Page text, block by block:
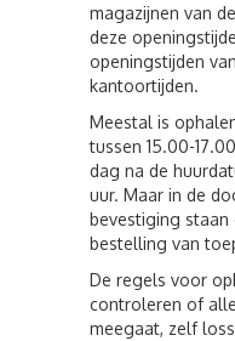
magazijnen van
deze
openingstijden
kantoortijden.
Meestal is
tussen 15.00-
dag na de
uur. Maar in de
bevestiging staan
bestelling van
De regels voor
controleren of
meegaat, zelf